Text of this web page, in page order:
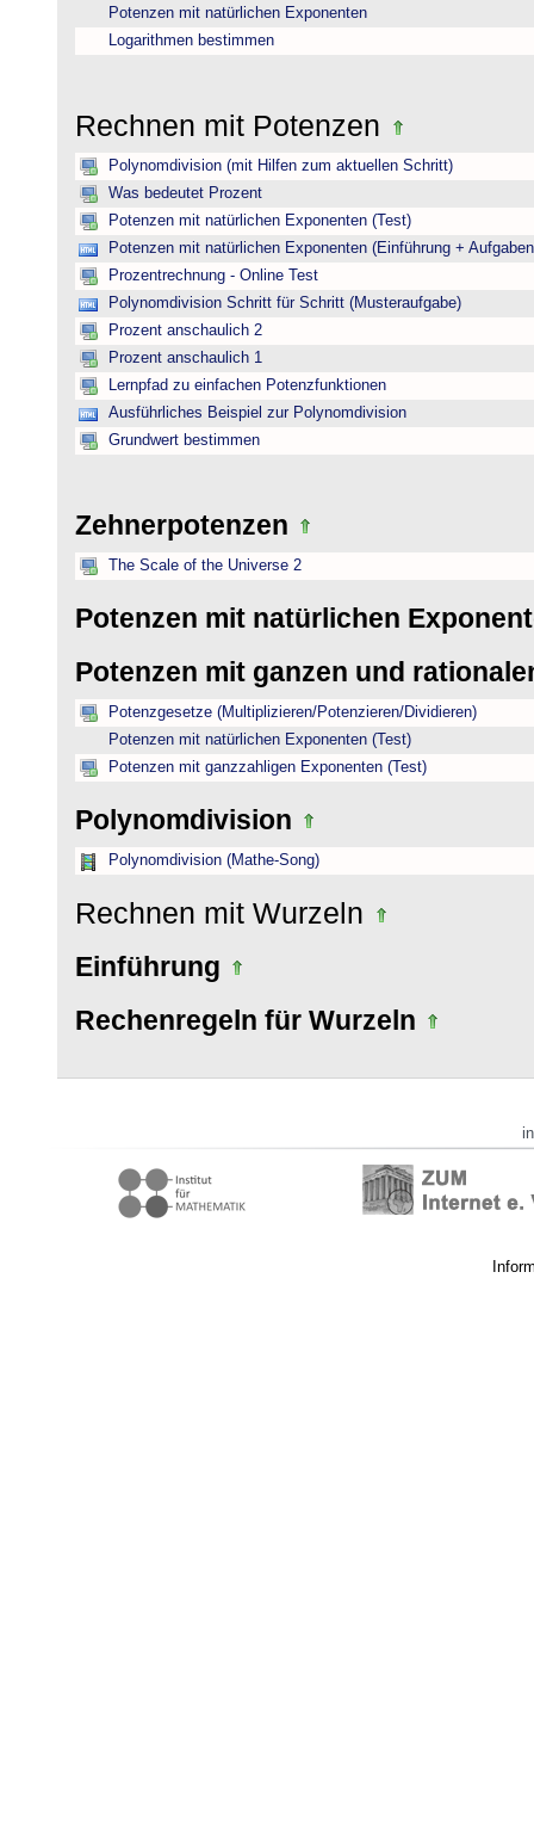
Potenzen mit natürlichen Exponenten
Logarithmen bestimmen
Rechnen mit Potenzen
Polynomdivision (mit Hilfen zum aktuellen Schritt)
Was bedeutet Prozent
Potenzen mit natürlichen Exponenten (Test)
Potenzen mit natürlichen Exponenten (Einführung +
Prozentrechnung - Online Test
Polynomdivision Schritt für Schritt (Musteraufgabe)
Prozent anschaulich 2
Prozent anschaulich 1
Lernpfad zu einfachen Potenzfunktionen
Ausführliches Beispiel zur Polynomdivision
Grundwert bestimmen
Zehnerpotenzen
The Scale of the Universe 2
Potenzen mit natürlichen
Potenzen mit ganzen und
Potenzgesetze (Multiplizieren/Potenzieren/Dividieren)
Potenzen mit natürlichen Exponenten (Test)
Potenzen mit ganzzahligen Exponenten (Test)
Polynomdivision
Polynomdivision (Mathe-Song)
Rechnen mit Wurzeln
Einführung
Rechenregeln für Wurzeln